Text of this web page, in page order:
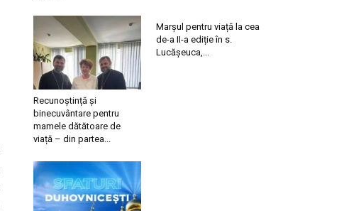
Recunoștință și
binecuvântare pentru
mamele dătătoare de
viață – din partea...
Marșul pentru viață la cea
de-a II-a ediție în s.
Lucășeuca,...